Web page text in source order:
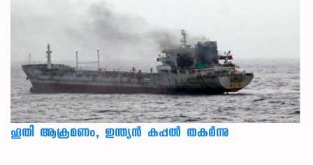
ഹൂതി ആക്രമണം, ഇന്ത്യൻ കപ്പൽ തകർന്നു